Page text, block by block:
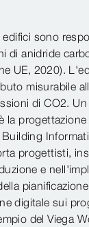
sono
di anidride
UE, 2020).
misurabile
di CO2.
la
progettisti,
e
digitale sui
del Viega